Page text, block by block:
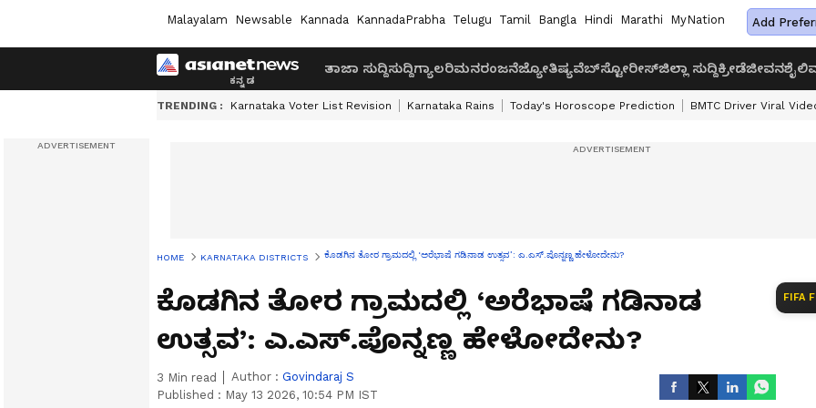
Malayalam Newsable Kannada KannadaPrabha Telugu Tamil Bangla Hindi Marathi MyNation Add
ತಾಜಾ ಸುದ್ದಿಸುದ್ದಿಗ್ಯಾಲರಿಮನರಂಜನೆಜ್ಯೋತಿಷ್ಯವೆಬ್‌ಸ್ಟೋರೀಸ್ಜಿಲ್ಲಾ ಸುದ್ದಿಕ್ರೀಡೆಜೀವನಶೈಲಿ
TRENDING : Karnataka Voter List Revision Karnataka Rains Today's Horoscope Prediction BMTC Driver Viral
HOME KARNATAKA DISTRICTS ಕೊಡಗಿನ ತೋರ ಗ್ರಾಮದಲ್ಲಿ ‘ಅರೆಭಾಷೆ ಗಡಿನಾಡ ಉತ್ಸವ’: ಎ.ಎಸ್.ಪೊನ್ನಣ್ಣ ಹೇಳೋದೇನು?
ಕೊಡಗಿನ ತೋರ ಗ್ರಾಮದಲ್ಲಿ ‘ಅರೆಭಾಷೆ ಗಡಿನಾಡ
ಉತ್ಸವ’: ಎ.ಎಸ್.ಪೊನ್ನಣ್ಣ ಹೇಳೋದೇನು?
3 Min read Author : Govindaraj S
Published : May 13 2026, 10:54 PM IST
FIFA